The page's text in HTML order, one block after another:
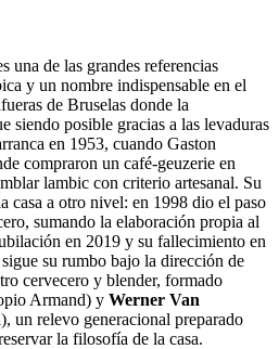
una de las grandes referencias
y un nombre indispensable en el
de Bruselas donde la
siendo posible gracias a las levaduras
en 1953, cuando Gaston
compraron un café-geuzerie en
lambic con criterio artesanal. Su
casa a otro nivel: en 1998 dio el paso
sumando la elaboración propia al
en 2019 y su fallecimiento en
su rumbo bajo la dirección de
cervecero y blender, formado
Armand) y Werner Van
un relevo generacional preparado
la filosofía de la casa.